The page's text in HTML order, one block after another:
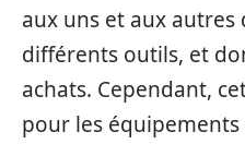
aux uns et aux autres
différents outils, et
achats. Cependant,
pour les